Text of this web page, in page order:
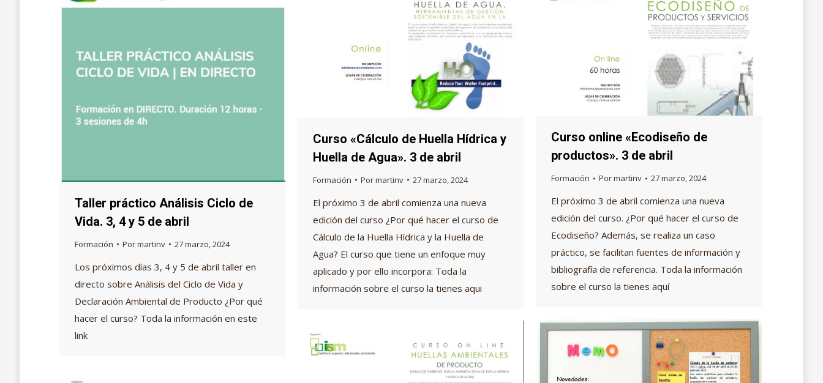
Taller práctico Análisis Ciclo de
Vida. 3, 4 y 5 de abril
Formación Pormartinv 27 marzo, 2024
Los próximos días 3, 4 y 5 de abril taller en
directo sobre Análisis del Ciclo de Vida y
Declaración Ambiental de Producto ¿Por qué
hacer el curso? Toda la información en este
link
Curso «Cálculo de Huella Hídrica y
Huella de Agua». 3 de abril
Formación Pormartinv 27 marzo, 2024
El próximo 3 de abril comienza una nueva
edición del curso ¿Por qué hacer el curso de
Cálculo de la Huella Hídrica y la Huella de
Agua? El curso que tiene un enfoque muy
aplicado y por ello incorpora: Toda la
información sobre el curso la tienes aqui
Curso online «Ecodiseño de
productos». 3 de abril
Formación Pormartinv 27 marzo, 2024
El próximo 3 de abril comienza una nueva
edición del curso. ¿Por qué hacer el curso de
Ecodiseño? Además, se realiza un caso
práctico, se facilitan fuentes de información y
bibliografía de referencia. Toda la información
sobre el curso la tienes aquí